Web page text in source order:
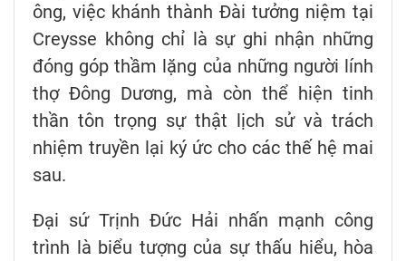
ông, việc khánh thành Đài tưởng niệm tại
Creysse không chỉ là sự ghi nhận những
đóng góp thầm lặng của những người lính
thợ Đông Dương, mà còn thể hiện tinh
thần tôn trọng sự thật lịch sử và trách
nhiệm truyền lại ký ức cho các thế hệ mai
sau.
Đại sứ Trịnh Đức Hải nhấn mạnh công
trình là biểu tượng của sự thấu hiểu, hòa